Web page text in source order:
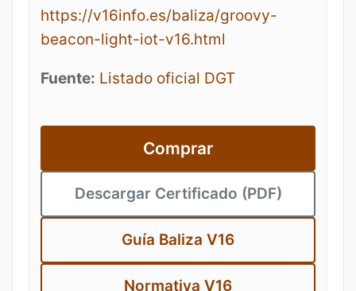
https://v16info.es/baliza/groovy-
beacon-light-iot-v16.html
Fuente: Listado oficial DGT
Comprar
Descargar Certificado (PDF)
Guía Baliza V16
Normativa V16